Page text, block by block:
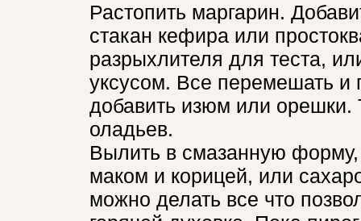
Растопить маргарин.
стакан кефира или
разрыхлителя для теста,
уксусом. Все перемешать и
добавить изюм или орешки.
оладьев.
Вылить в смазанную
маком и корицей, или
можно делать все что